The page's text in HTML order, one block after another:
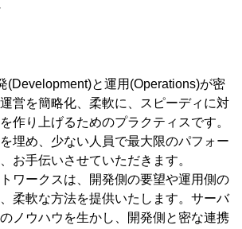
(Development)と運用(Operations)が密
営を簡略化、柔軟に、スピーディに対
作り上げるためのプラクティスです。
埋め、少ない人員で最大限のパフォー
お手伝いさせていただきます。
ワークスは、開発側の要望や運用側の
柔軟な方法を提供いたします。サーバ
ノウハウを生かし、開発側と密な連携